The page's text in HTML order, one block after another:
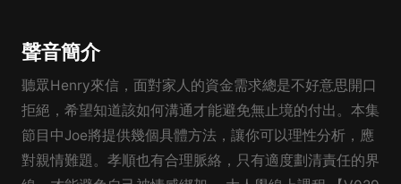
聲音簡介
聽眾Henry來信，面對家人的資金需求總是不好意思開口
拒絕，希望知道該如何溝通才能避免無止境的付出。本集
節目中Joe將提供幾個具體方法，讓你可以理性分析，應
對親情難題。孝順也有合理脈絡，只有適度劃清責任的界